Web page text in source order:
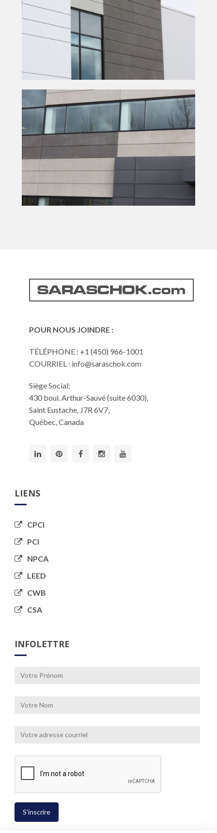
SARASCHOK.com
POUR NOUS JOINDRE :
TÉLÉPHONE : +1 (450) 966-1001
COURRIEL : info@saraschok.com
Siège Social:
430 boul. Arthur-Sauvé (suite 6030),
Saint Eustache, J7R 6V7,
Québec, Canada
LIENS
CPCI
PCI
NPCA
LEED
CWB
CSA
INFOLETTRE